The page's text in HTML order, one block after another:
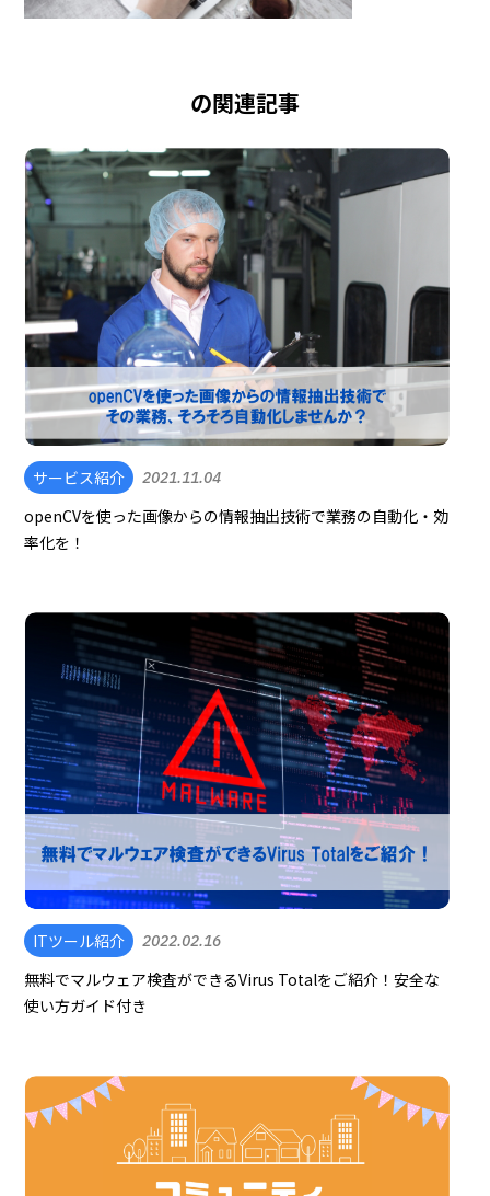
の関連記事
サービス紹介 2021.11.04
openCVを使った画像からの情報抽出技術で業務の自動化・効
率化を！
ITツール紹介 2022.02.16
無料でマルウェア検査ができるVirus Totalをご紹介！安全な
使い方ガイド付き